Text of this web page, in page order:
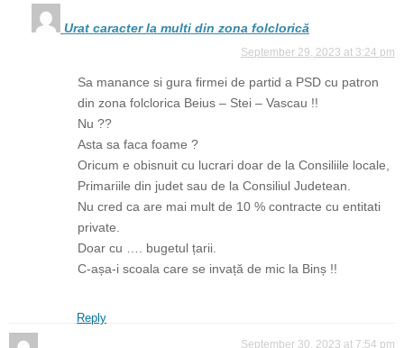
Urat caracter la multi din zona folclorică
September 29, 2023 at 3:24 pm
Sa manance si gura firmei de partid a PSD cu patron
din zona folclorica Beius – Stei – Vascau !!
Nu ??
Asta sa faca foame ?
Oricum e obisnuit cu lucrari doar de la Consiliile locale,
Primariile din judet sau de la Consiliul Judetean.
Nu cred ca are mai mult de 10 % contracte cu entitati
private.
Doar cu …. bugetul țarii.
C-așa-i scoala care se invață de mic la Binș !!
Reply
September 30, 2023 at 7:54 pm